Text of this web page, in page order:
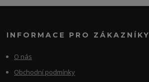
INFORMACE PRO ZÁKAZNÍKY
O nás
Obchodní podmínky